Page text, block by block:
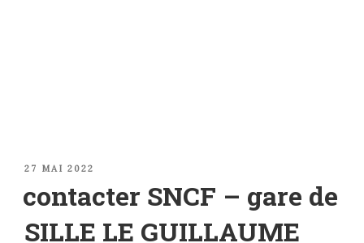
PUBLIÉ
27 MAI 2022
contacter SNCF – gare de
SILLE LE GUILLAUME